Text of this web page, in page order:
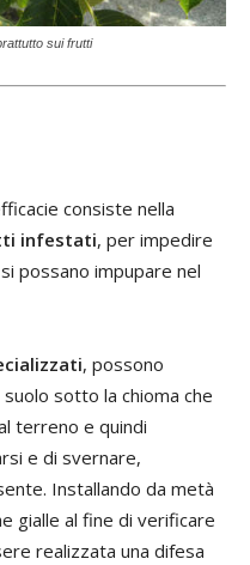
sui frutti
consiste nella
infestati, per impedire
possano impupare nel
, possono
sotto la chioma che
terreno e quindi
e di svernare,
Installando da metà
gialle al fine di verificare
realizzata una difesa